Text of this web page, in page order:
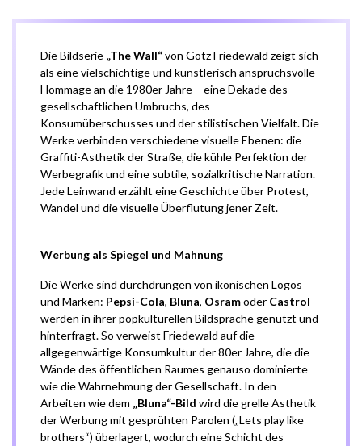
Die Bildserie „The Wall“von Götz Friedewald zeigt sich
als eine vielschichtige und künstlerisch anspruchsvolle
Hommage an die 1980er Jahre – eine Dekade des
gesellschaftlichen Umbruchs, des
Konsumüberschusses und der stilistischen Vielfalt. Die
Werke verbinden verschiedene visuelle Ebenen: die
Graffiti-Ästhetik der Straße, die kühle Perfektion der
Werbegrafik und eine subtile, sozialkritische Narration.
Jede Leinwand erzählt eine Geschichte über Protest,
Wandel und die visuelle Überflutung jener Zeit.
Werbung als Spiegel und Mahnung
Die Werke sind durchdrungen von ikonischen Logos
und Marken: Pepsi-Cola, Bluna, Osramoder Castrol
werden in ihrer popkulturellen Bildsprache genutzt und
hinterfragt. So verweist Friedewald auf die
allgegenwärtige Konsumkultur der 80er Jahre, die die
Wände des öffentlichen Raumes genauso dominierte
wie die Wahrnehmung der Gesellschaft. In den
Arbeiten wie dem „Bluna“-Bild wird die grelle Ästhetik
der Werbung mit gesprühten Parolen („Lets play like
brothers“) überlagert, wodurch eine Schicht des